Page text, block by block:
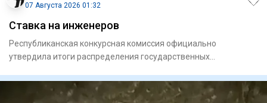
07 Августа 2026 01:32
Ставка на инженеров
Республиканская конкурсная комиссия официально
утвердила итоги распределения государственных